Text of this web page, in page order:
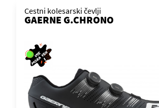
Cestni kolesarski čevlji
GAERNE G.CHRONO